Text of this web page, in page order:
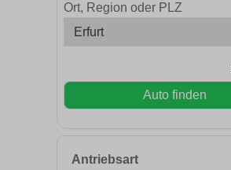
Ort, Region oder PLZ
Auto finden
Antriebsart